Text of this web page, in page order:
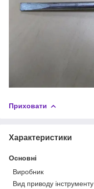
Приховати
Характеристики
Основні
Виробник
Вид приводу інструменту